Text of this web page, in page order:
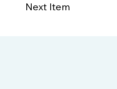
Next Item